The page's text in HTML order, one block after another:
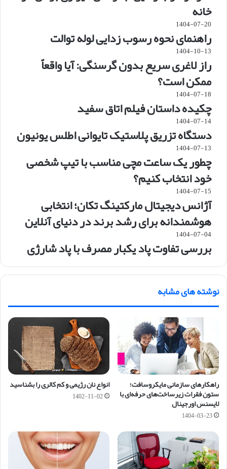
خانه
1404-07-20
راهنمای نحوه رسوب زدایی لوله توالت
1404-10-13
راز لاغری سریع بدون گرسنگی: آیا واقعاً
ممکن است؟
1404-07-18
چکیده داستان فیلم اتاق سفید
1404-07-14
دستگاه تزریق پلاستیک تایوانی اطلس یونیون
1404-07-13
چطور یک ساعت مچی مناسب با تیپ شخصی
خود انتخاب کنیم؟
1404-07-15
آژانس دیجیتال مارکتینگ تکان؛ انتخابی
هوشمندانه برای رشد برند در دنیای آنلاین
1404-07-04
بررسی تفاوت پاد یکبار مصرف با پاد شارژی
نوشته های مشابه
راهکارهای سازمانی مایکروسافت؛
ستون فقرات زیرساخت‌های حرفه‌ای با
لایسنس اورجینال
1404-03-23
انواع نان رژیمی و کم کالری را بشناسید
1402-11-02